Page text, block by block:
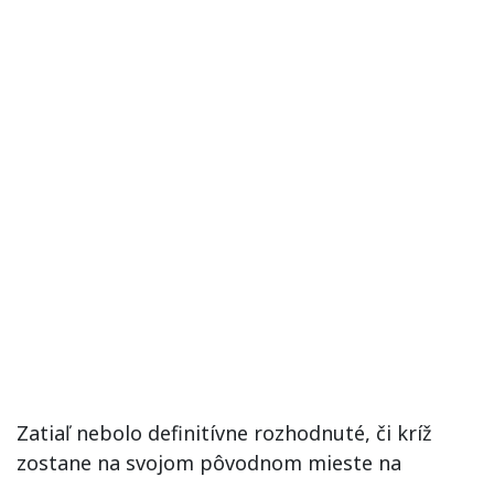
Zatiaľ nebolo definitívne rozhodnuté, či kríž
zostane na svojom pôvodnom mieste na